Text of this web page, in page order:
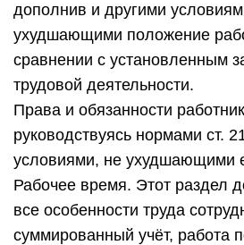
дополнив и другими
ухудшающими положение
сравнении с установленным
трудовой деятельности.
Права и обязанности
руководствуясь нормами ст.
условиями, не ухудшающими
Рабочее время. Этот раздел
все особенности труда
суммированный учёт, работа